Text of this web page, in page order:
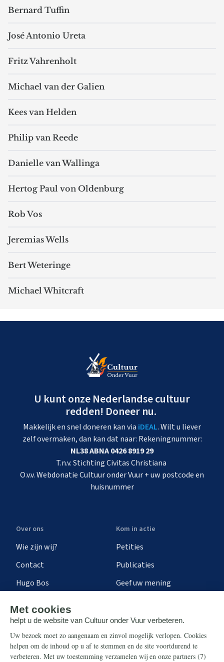
Bernard Tuffin
José Antonio Ureta
Fritz Vahrenholt
Michael van der Galien
Kees van Helden
Philip van Reede
Danielle van Wallinga
Hertog Paul von Oldenburg
Rob Vos
Jeremias Wells
Bert Weteringe
Michael Whitcraft
U kunt onze Nederlandse cultuur
redden! Doneer nu.
Makkelijk en snel doneren kan via iDEAL. Wilt u liever
zelf overmaken, dan kan dat naar: Rekeningnummer:
NL38 ABNA 0426 8919 29
T.n.v. Stichting Civitas Christiana
O.v.v. Webdonatie Cultuur onder Vuur + uw postcode en
huisnummer
Over ons
Wie zijn wij?
Contact
Hugo Bos
Kom in actie
Petities
Publicaties
Geef uw mening
Steun ons
Nieuwsbrief
Info
Contact